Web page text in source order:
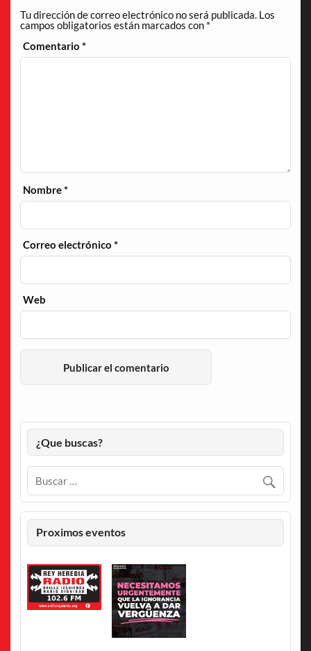
Tu dirección de correo electrónico no será publicada. Los
campos obligatorios están marcados con *
Comentario*
Nombre*
Correo electrónico*
Web
¿Que buscas?
Proximos eventos